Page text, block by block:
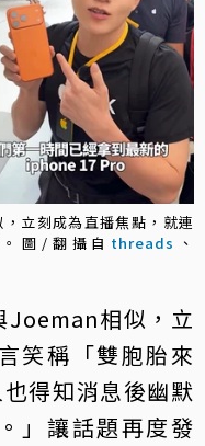
立刻成為直播焦點，就連
圖/翻攝自 threads 、
Joeman相似，立
笑稱「雙胞胎來
得知消息後幽默
」讓話題再度發